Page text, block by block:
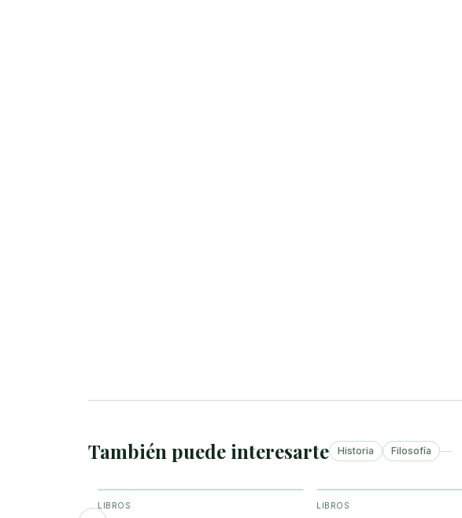
También puede interesarte Historia Filosofía
LIBROS LIBROS